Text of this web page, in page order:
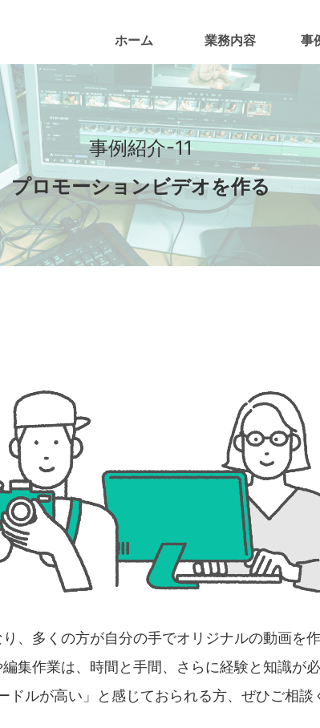
ホーム 業務内容 事
事例紹介-11
プロモーションビデオを作る
、多くの方が自分の手でオリジナルの動画を
編集作業は、時間と手間、さらに経験と知識が
ドルが高い」と感じておられる方、ぜひご相談